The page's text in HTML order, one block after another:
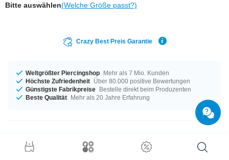
Bitte auswählen(Welche Größe passt?)
Crazy Best Preis Garantie
Weltgrößter Piercingshop Mehr als 7 Mio. Kunden
Höchste Zufriedenheit Über 80.000 positive Bewertungen
Günstigste Fabrikpreise Bestelle direkt beim Produzenten
Beste Qualität Mehr als 20 Jahre Erfahrung
Produktdetails